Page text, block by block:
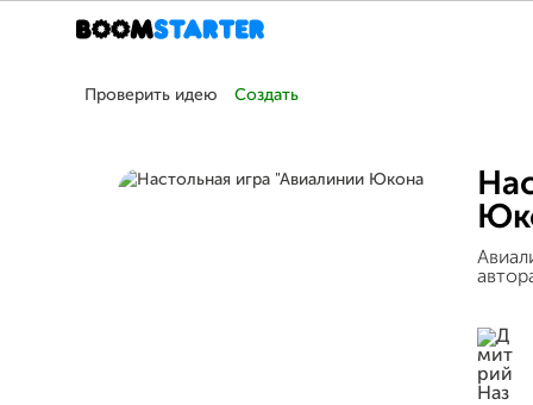
Проверить идею Создать